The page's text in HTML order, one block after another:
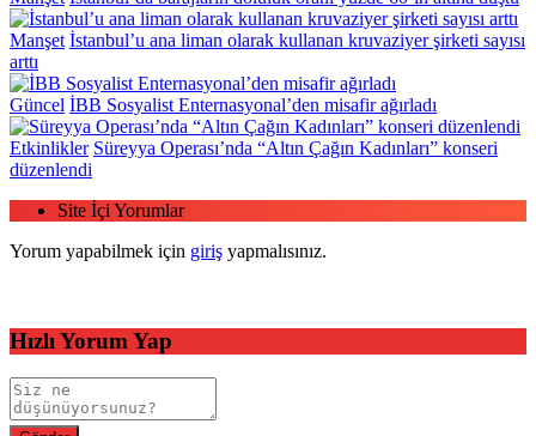
Manşet İstanbul’u ana liman olarak kullanan kruvaziyer şirketi sayısı
arttı
Güncel İBB Sosyalist Enternasyonal’den misafir ağırladı
Etkinlikler Süreyya Operası’nda “Altın Çağın Kadınları” konseri
düzenlendi
Site İçi Yorumlar
Yorum yapabilmek için giriş yapmalısınız.
Hızlı Yorum Yap